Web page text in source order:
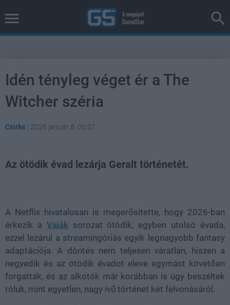
Idén tényleg véget ér a The
Witcher széria
Csirke | 2026 január 8. 06:01
Az ötödik évad lezárja Geralt történetét.
A Netflix hivatalosan is megerősítette, hogy 2026-ban
érkezik a Vajáksorozat ötödik, egyben utolsó évada,
ezzel lezárul a streamingóriás egyik legnagyobb fantasy
adaptációja. A döntés nem teljesen váratlan, hiszen a
negyedik és az ötödik évadot eleve egymást követően
forgatták, és az alkotók már korábban is úgy beszéltek
róluk, mint egyetlen, nagy ívű történet két felvonásáról.